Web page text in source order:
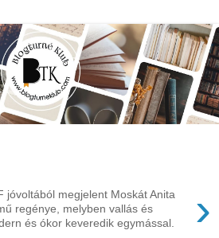
›
jóvoltából megjelent Moskát Anita
regénye, melyben vallás és
és ókor keveredik egymással.